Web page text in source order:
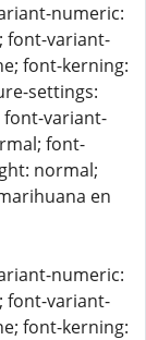
numeric:
font-variant-
font-kerning:
settings:
variant-
font-
normal;
en
numeric:
font-variant-
font-kerning: